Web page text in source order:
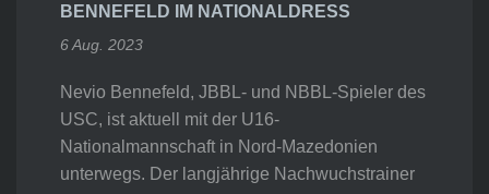
BENNEFELD IM NATIONALDRESS
6 Aug. 2023
Nevio Bennefeld, JBBL- und NBBL-Spieler des
USC, ist aktuell mit der U16-
Nationalmannschaft in Nord-Mazedonien
unterwegs. Der langjährige Nachwuchstrainer